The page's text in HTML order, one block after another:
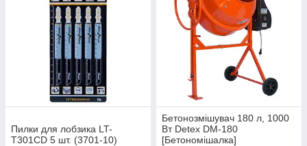
Пилки для лобзика LT-
T301CD 5 шт. (3701-10)
Бетонозмішувач 180 л, 1000
Вт Detex DM-180
[Бетономішалка]